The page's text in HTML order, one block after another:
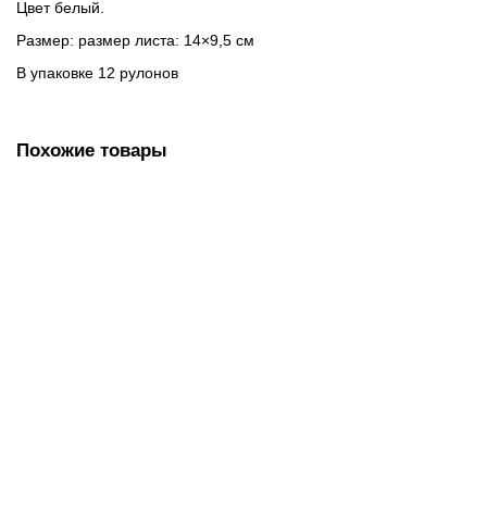
Цвет белый.
Размер: размер листа: 14×9,5 см
В упаковке 12 рулонов
Похожие товары